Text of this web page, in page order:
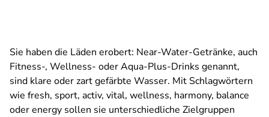
Sie haben die Läden erobert: Near-Water-Getränke, auch
Fitness-, Wellness- oder Aqua-Plus-Drinks genannt,
sind klare oder zart gefärbte Wasser. Mit Schlagwörtern
wie fresh, sport, activ, vital, wellness, harmony, balance
oder energy sollen sie unterschiedliche Zielgruppen